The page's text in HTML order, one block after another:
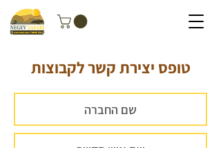
טופס יצירת קשר לקבוצות